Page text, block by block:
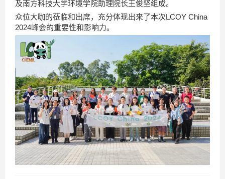
及南方科技大学环境学院助理院长王俊坚组成。
众位大咖的莅临和出席，充分体现出来了本次LCOY China
2024峰会的重要性和影响力。